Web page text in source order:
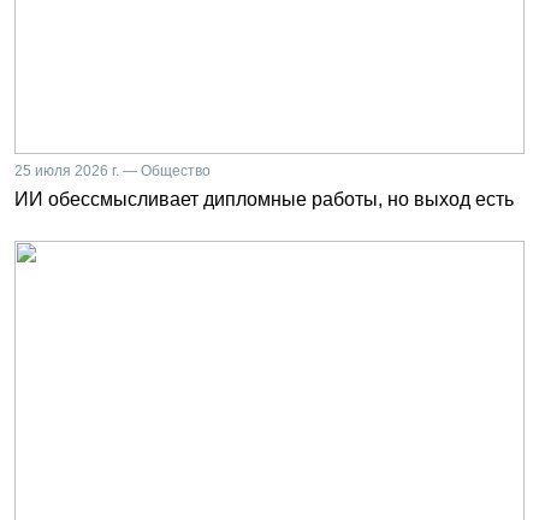
25 июля 2026 г. — Общество
ИИ обессмысливает дипломные работы, но выход есть